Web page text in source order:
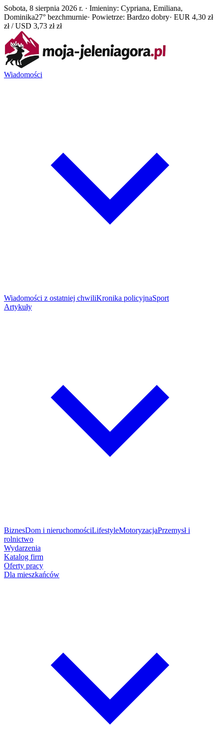
Sobota, 8 sierpnia 2026 r. · Imieniny: Cypriana, Emiliana,
Dominika27° bezchmurnie· Powietrze: Bardzo dobry· EUR 4,30 zł
zł / USD 3,73 zł zł
Wiadomości
Wiadomości z ostatniej chwiliKronika policyjnaSport
Artykuły
BiznesDom i nieruchomościLifestyleMotoryzacjaPrzemysł i
rolnictwo
Wydarzenia
Katalog firm
Oferty pracy
Dla mieszkańców